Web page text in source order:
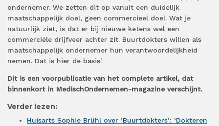
ondernemer. We zetten dit op vanuit een duidelijk
maatschappelijk doel, geen commercieel doel. Wat je
natuurlijk ziet, is dat er bij nieuwe ketens wel een
commerciële drijfveer achter zit. Buurtdokters willen als
maatschappelijk ondernemer hun verantwoordelijkheid
nemen. Dat is hier de basis.’
Dit is een voorpublicatie van het complete artikel, dat
binnenkort in MedischOndernemen-magazine verschijnt.
Verder lezen:
Huisarts Sophie Brühl over ‘Buurtdokters’: ‘Dokteren